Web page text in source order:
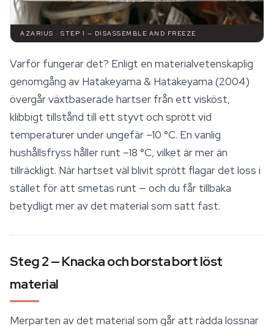
AZARIUS · STEP 1 — DISASSEMBLE AND FREEZE
Varför fungerar det? Enligt en materialvetenskaplig
genomgång av Hatakeyama & Hatakeyama (2004)
övergår växtbaserade hartser från ett visköst,
klibbigt tillstånd till ett styvt och sprött vid
temperaturer under ungefär –10 °C. En vanlig
hushållsfryss håller runt –18 °C, vilket är mer än
tillräckligt. När hartset väl blivit sprött flagar det loss i
stället för att smetas runt — och du får tillbaka
betydligt mer av det material som satt fast.
Steg 2 — Knacka och borsta bort löst
material
Merparten av det material som går att rädda lossnar